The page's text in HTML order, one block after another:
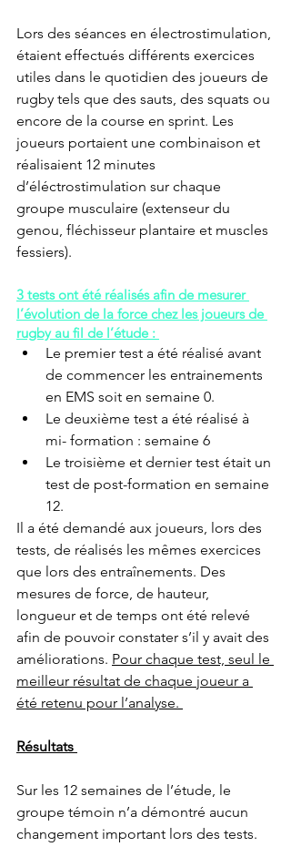
Lors des séances en électrostimulation,
étaient effectués différents exercices
utiles dans le quotidien des joueurs de
rugby tels que des sauts, des squats ou
encore de la course en sprint. Les
joueurs portaient une combinaison et
réalisaient 12 minutes
d’éléctrostimulation sur chaque
groupe musculaire (extenseur du
genou, fléchisseur plantaire et muscles
fessiers).
3 tests ont été réalisés afin de mesurer
l’évolution de la force chez les joueurs de
rugby au fil de l’étude :
Le premier test a été réalisé avant
de commencer les entrainements
en EMS soit en semaine 0.
Le deuxième test a été réalisé à
mi- formation : semaine 6
Le troisième et dernier test était un
test de post-formation en semaine
12.
Il a été demandé aux joueurs, lors des
tests, de réalisés les mêmes exercices
que lors des entraînements. Des
mesures de force, de hauteur,
longueur et de temps ont été relevé
afin de pouvoir constater s’il y avait des
améliorations. Pour chaque test, seul le
meilleur résultat de chaque joueur a
été retenu pour l’analyse.
Résultats
Sur les 12 semaines de l’étude, le
groupe témoin n’a démontré aucun
changement important lors des tests.